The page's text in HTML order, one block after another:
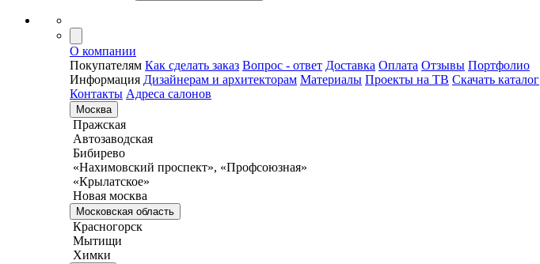
О компании
Покупателям Как сделать заказ Вопрос - ответ Доставка Оплата Отзывы Портфолио
Информация Дизайнерам и архитекторам Материалы Проекты на ТВ Скачать каталог
Контакты Адреса салонов
Москва
Пражская
Автозаводская
Бибирево
«Нахимовский проспект», «Профсоюзная»
«Крылатское»
Новая москва
Московская область
Красногорск
Мытищи
Химки